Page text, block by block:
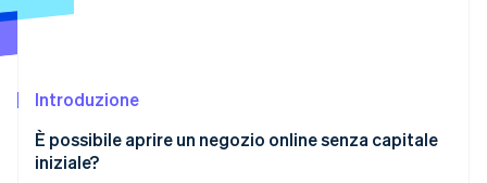
Scopri cosa ti aspetta
Atlas
Climate
Rimozione del carbonio
Introduzione
È possibile aprire un negozio online senza capitale
iniziale?